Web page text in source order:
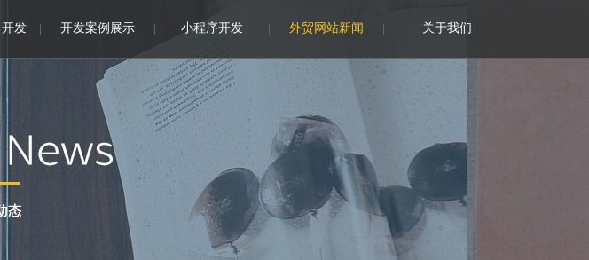
发 开发案例展示 小程序开发 外贸网站新闻 关于我们